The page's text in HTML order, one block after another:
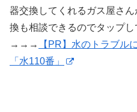
器交換してくれるガス屋さ
換も相談できるのでタップ
→→→
【PR】水のトラブル
「水110番」